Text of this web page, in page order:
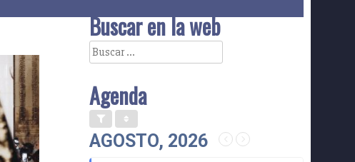
Buscar en la web
Buscar:
Agenda
AGOSTO, 2026